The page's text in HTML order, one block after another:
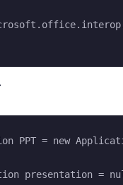
PPT = new
presentation =